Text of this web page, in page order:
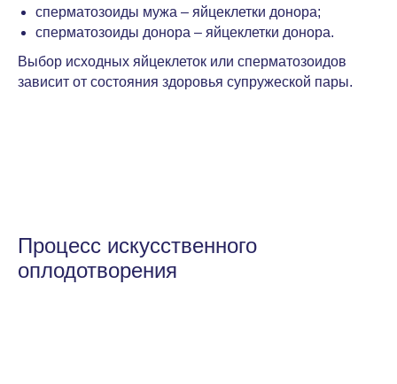
сперматозоиды мужа – яйцеклетки донора;
сперматозоиды донора – яйцеклетки донора.
Выбор исходных яйцеклеток или сперматозоидов
зависит от состояния здоровья супружеской пары.
Процесс искусственного
оплодотворения